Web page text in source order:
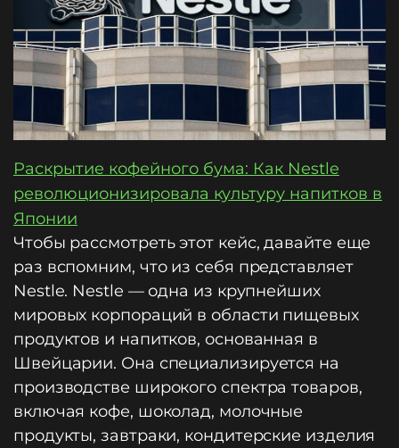
Раскрытие кофейного бума: Как Nestle
революционизировала культуру напитков в
Японии
Чтобы рассмотреть этот кейс, давайте еще
раз вспомним, что из себя представляет
Nestle. Nestle — одна из крупнейших
мировых корпораций в области пищевых
продуктов и напитков, основанная в
Швейцарии. Она специализируется на
производстве широкого спектра товаров,
включая кофе, шоколад, молочные
продукты, завтраки, кондитерские изделия